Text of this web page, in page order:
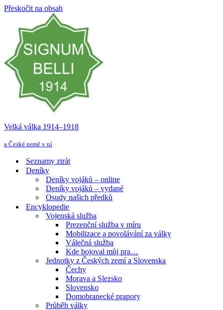
Přeskočit na obsah
Velká válka 1914–⁠⁠⁠⁠⁠⁠1918
a České země v ní
Seznamy ztrát
Deníky
Deníky vojáků – online
Deníky vojáků – vydané
Osudy našich předků
Encyklopedie
Vojenská služba
Prezenční služba v míru
Mobilizace a povolávání za války
Válečná služba
Kde bojoval můj pra…
Jednotky z Českých zemí a Slovenska
Čechy
Morava a Slezsko
Slovensko
Domobranecké prapory
Průběh války